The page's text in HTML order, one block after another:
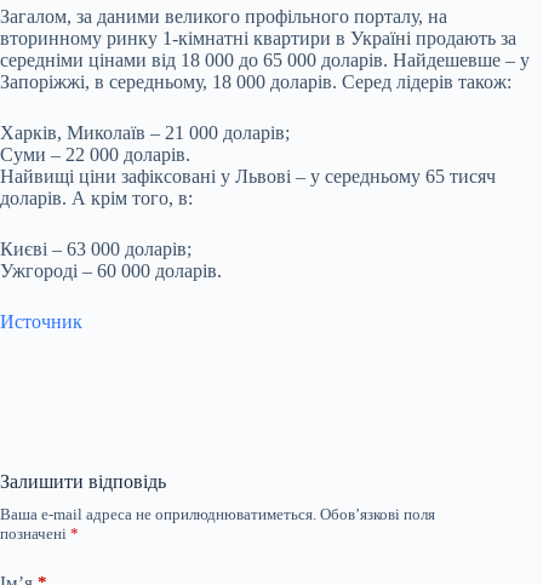
Загалом, за даними великого профільного порталу, на
вторинному ринку 1-кімнатні квартири в Україні продають за
середніми цінами від 18 000 до 65 000 доларів. Найдешевше – у
Запоріжжі, в середньому, 18 000 доларів. Серед лідерів також:
Харків, Миколаїв – 21 000 доларів;
Суми – 22 000 доларів.
Найвищі ціни зафіксовані у Львові – у середньому 65 тисяч
доларів. А крім того, в:
Києві – 63 000 доларів;
Ужгороді – 60 000 доларів.
Источник
Залишити відповідь
Ваша e-mail адреса не оприлюднюватиметься. Обов’язкові поля
позначені *